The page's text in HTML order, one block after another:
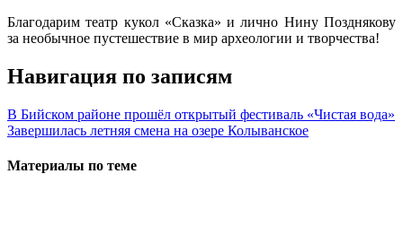
Благодарим театр кукол «Сказка» и лично Нину Позднякову
за необычное пустешествие в мир археологии и творчества!
Навигация по записям
В Бийском районе прошёл открытый фестиваль «Чистая вода»
Завершилась летняя смена на озере Колыванское
Материалы по теме